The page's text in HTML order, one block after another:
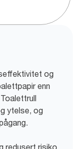
og
enn
ytelse, og
redusert risiko